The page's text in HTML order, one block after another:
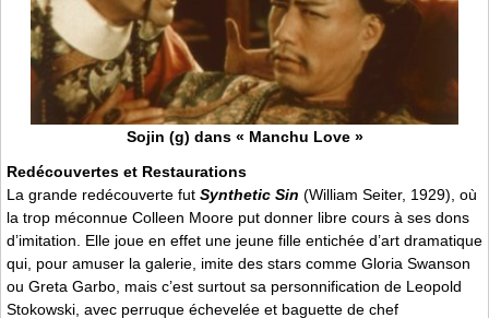
Sojin (g) dans « Manchu Love »
Redécouvertes et Restaurations
La grande redécouverte fut Synthetic Sin (William Seiter, 1929), où
la trop méconnue Colleen Moore put donner libre cours à ses dons
d’imitation. Elle joue en effet une jeune fille entichée d’art dramatique
qui, pour amuser la galerie, imite des stars comme Gloria Swanson
ou Greta Garbo, mais c’est surtout sa personnification de Leopold
Stokowski, avec perruque échevelée et baguette de chef